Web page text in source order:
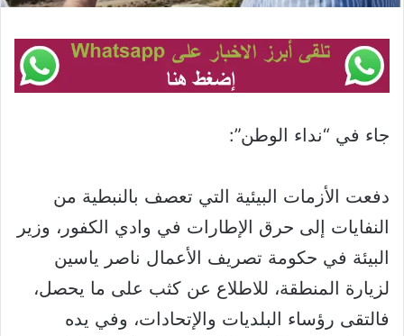
جاء في “نداء الوطن”:
دفعت الأزمات البيئية التي تعصف بالنبطية من
النفايات إلى حرق الإطارات في وادي الكفور، وزير
البيئة في حكومة تصريف الأعمال ناصر ياسين
لزيارة المنطقة، للاطلاع عن كثب على ما يحصل،
فالتقى رؤساء البلديات والإتحادات، وفي يده